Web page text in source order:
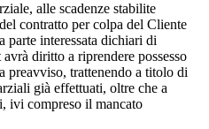
alle scadenze stabilite
contratto per colpa del Cliente
parte interessata dichiari di
diritto a riprendere possesso
preavviso, trattenendo a titolo di
già effettuati, oltre che a
ivi compreso il mancato